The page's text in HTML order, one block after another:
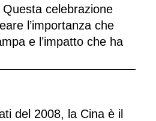
celebrazione
l’importanza che
e l’impatto che ha
del 2008, la Cina è il